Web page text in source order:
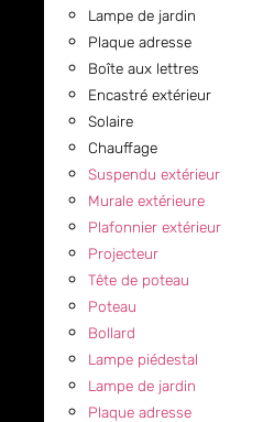
Lampe de jardin
Plaque adresse
Boîte aux lettres
Encastré extérieur
Solaire
Chauffage
Suspendu extérieur
Murale extérieure
Plafonnier extérieur
Projecteur
Tête de poteau
Poteau
Bollard
Lampe piédestal
Lampe de jardin
Plaque adresse